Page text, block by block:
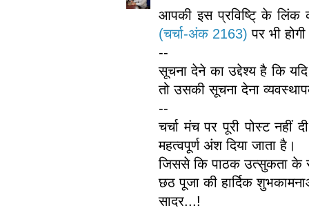
आपकी इस प्रविष्टि् के लिंक
(चर्चा-अंक 2163)पर भी
--
सूचना देने का उद्देश्य है कि
तो उसकी सूचना देना
--
चर्चा मंच पर पूरी पोस्ट
महत्वपूर्ण अंश दिया जाता है।
जिससे कि पाठक उत्सुकता के
छठ पूजा की हार्दिक
सादर...!